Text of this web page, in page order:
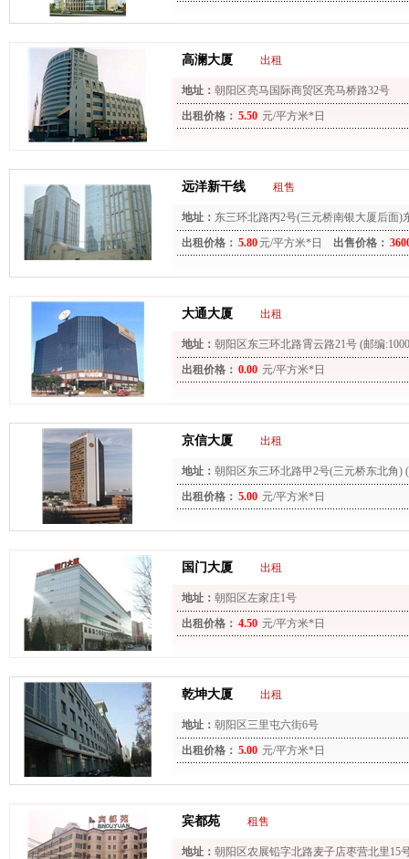
高澜大厦 出租
地址： 朝阳区亮马国际商贸区亮马桥路32号
出租价格： 5.50 元/平方米*日
远洋新干线 租售
地址： 东三环北路丙2号(三元桥南银大厦后面)
出租价格： 5.80 元/平方米*日 出售价格：
大通大厦 出租
地址： 朝阳区东三环北路霄云路21号 (邮编
出租价格： 0.00 元/平方米*日
京信大厦 出租
地址： 朝阳区东三环北路甲2号(三元桥东北角)
出租价格： 5.00 元/平方米*日
国门大厦 出租
地址： 朝阳区左家庄1号
出租价格： 4.50 元/平方米*日
乾坤大厦 出租
地址： 朝阳区三里屯六街6号
出租价格： 5.00 元/平方米*日
宾都苑 租售
地址： 朝阳区农展铅字北路麦子店枣营北里15